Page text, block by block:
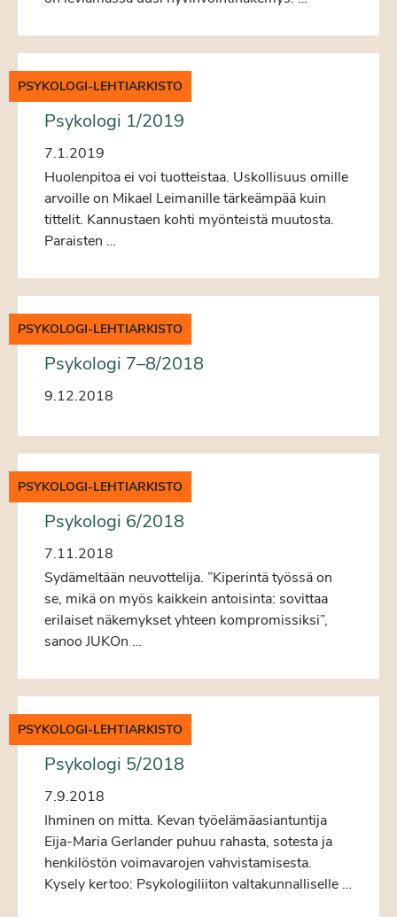
PSYKOLOGI-LEHTIARKISTO
Psykologi 1/2019
7.1.2019
Huolenpitoa ei voi tuotteistaa. Uskollisuus omille
arvoille on Mikael Leimanille tärkeämpää kuin
tittelit. Kannustaen kohti myönteistä muutosta.
Paraisten …
PSYKOLOGI-LEHTIARKISTO
Psykologi 7–8/2018
9.12.2018
PSYKOLOGI-LEHTIARKISTO
Psykologi 6/2018
7.11.2018
Sydämeltään neuvottelija. ”Kiperintä työssä on
se, mikä on myös kaikkein antoisinta: sovittaa
erilaiset näkemykset yhteen kompromissiksi”,
sanoo JUKOn …
PSYKOLOGI-LEHTIARKISTO
Psykologi 5/2018
7.9.2018
Ihminen on mitta. Kevan työelämäasiantuntija
Eija-Maria Gerlander puhuu rahasta, sotesta ja
henkilöstön voimavarojen vahvistamisesta.
Kysely kertoo: Psykologiliiton valtakunnalliselle …